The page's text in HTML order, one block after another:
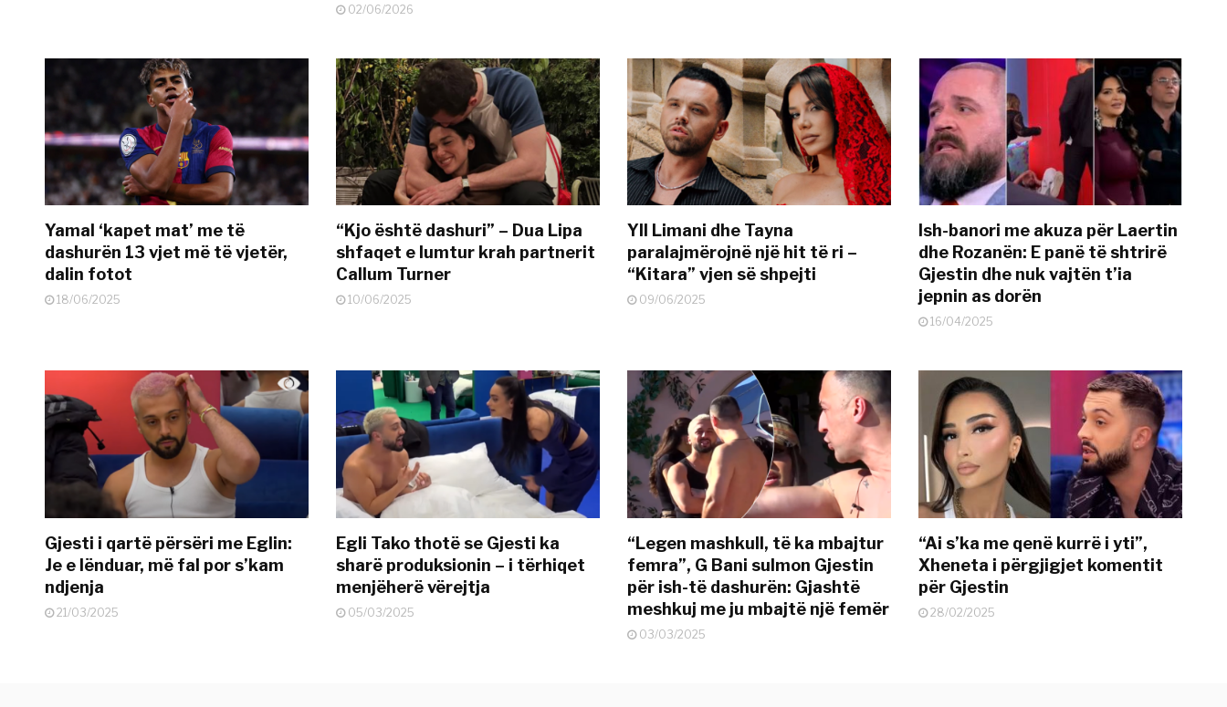
02/06/2026
Yamal ‘kapet mat’ me të
dashurën 13 vjet më të vjetër,
dalin fotot
18/06/2025
“Kjo është dashuri” – Dua Lipa
shfaqet e lumtur krah partnerit
Callum Turner
10/06/2025
Yll Limani dhe Tayna
paralajmërojnë një hit të ri –
“Kitara” vjen së shpejti
09/06/2025
Ish-banori me akuza për Laertin
dhe Rozanën: E panë të shtrirë
Gjestin dhe nuk vajtën t’ia
jepnin as dorën
16/04/2025
Gjesti i qartë përsëri me Eglin:
Je e lënduar, më fal por s’kam
ndjenja
21/03/2025
Egli Tako thotë se Gjesti ka
sharë produksionin – i tërhiqet
menjëherë vërejtja
05/03/2025
“Legen mashkull, të ka mbajtur
femra”, G Bani sulmon Gjestin
për ish-të dashurën: Gjashtë
meshkuj me ju mbajtë një femër
03/03/2025
“Ai s’ka me qenë kurrë i yti”,
Xheneta i përgjigjet komentit
për Gjestin
28/02/2025